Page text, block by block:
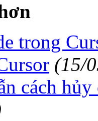
trong
(15/
cách